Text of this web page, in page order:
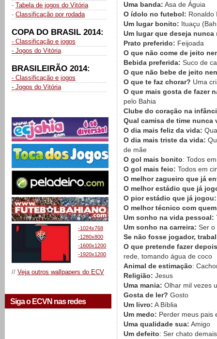
- Tabela de jogos do Vitória
- Classificação por rodada
COPA DO BRASIL 2014:
- Classificação e jogos
- Jogos do Vitória
BRASILEIRÃO 2014:
- Classificação e jogos
- Jogos do Vitória
-1024x768
-1280x800
-1600x1200
-1920x1200
// Veja outros wallpapers do ECV
Siga o ECVN nas redes
Uma banda: Asa de Águia
O ídolo no futebol: Ronaldo
Um lugar bonito: Ituaçu
Um lugar que deseja nunca
Prato preferido: Feijoada
O que não come de jeito
Bebida preferida: Suco de
O que não bebe de jeito
O que te faz chorar? Uma
O que mais gosta de fazer
pelo Bahia
Clube do coração na
Qual camisa de time nunca
O dia mais feliz da vida:
O dia mais triste da vida:
de mãe
O gol mais bonito: Todos
O gol mais feio: Todos em
O melhor zagueiro que já
O melhor estádio que já
O pior estádio que já jogou:
O melhor técnico com
Um sonho na vida pessoal:
Um sonho na carreira: Ser o
Se não fosse jogador,
O que pretende fazer
rede, tomando água de coco
Animal de estimação:
Religião: Jesus
Uma mania: Olhar mil vezes
Gosta de ler? Gosto
Um livro: A Bíblia
Um medo: Perder meus pais
Uma qualidade sua: Amigo
Um defeito: Ser chato demais